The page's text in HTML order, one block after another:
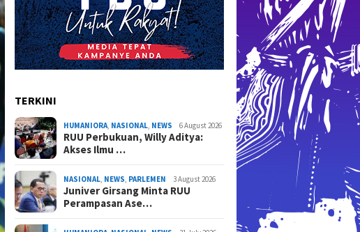
TERKINI
HUMANIORA NASIONAL NEWS 6 August 2026
RUU Perbukuan, Willy Aditya:
Akses Ilmu …
NASIONAL NEWS PARLEMEN 3 August 2026
Juniver Girsang Minta RUU
Perampasan Ase…